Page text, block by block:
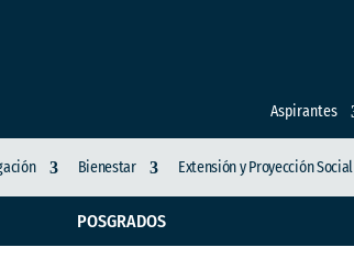
Aspirantes
Bienestar Extensión y Proyección Social
POSGRADOS